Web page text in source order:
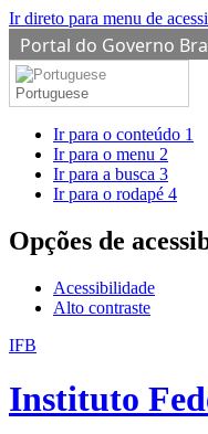
Ir direto para menu de
Portal do Governo
Portuguese
Ir para o conteúdo 1
Ir para o menu 2
Ir para a busca 3
Ir para o rodapé 4
Opções de
Acessibilidade
Alto contraste
IFB
Instituto